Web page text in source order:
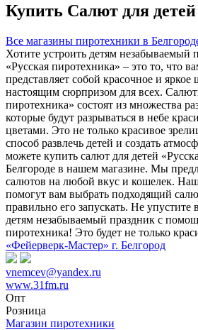
Купить Салют для детей
Все магазины пиротехники в
Хотите устроить детям незабываемый
«Русская пиротехника» – это то, что
представляет собой красочное и яркое
настоящим сюрпризом для всех.
пиротехника» состоят из множества
которые будут разрываться в небе
цветами. Это не только красивое
способ развлечь детей и создать
можете купить салют для детей
Белгороде в нашем магазине. Мы
салютов на любой вкус и кошелек.
помогут вам выбрать подходящий
правильно его запускать. Не упустите
детям незабываемый праздник с
пиротехника! Это будет не только
«Фейерверк-Мастер» г. Белгород
vnemcev@yandex.ru
www.31fm.ru
Опт
Розница
Магазин пиротехники